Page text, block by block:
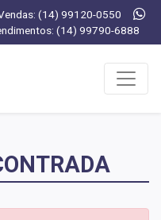
(14) 99120-0550
(14) 99790-6888